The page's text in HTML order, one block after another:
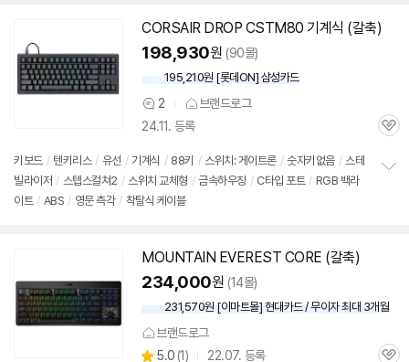
CORSAIR DROP CSTM80 기계식 (갈축)
198,930원 (90몰)
195,210원 [롯데ON] 삼성카드
상
품
견
2
브랜드로그
24.11. 등록
관
키보드 / 텐키리스 / 유선 / 기계식 / 88키 / 스위치: 게이트론 / 숫자키없음 / 스테
빌라이저 / 스텝스컬쳐2 / 스위치 교체형 / 금속하우징 / C타입 포트 / RGB 백라
이트 / ABS / 영문 측각 / 착탈식 케이블
MOUNTAIN EVEREST CORE (갈축)
234,000원 (14몰)
231,570원 [이마트몰] 현대카드 / 무이자 최대 3개월
브랜드로그
5.0 (상
1) 22.07. 등록
영
상